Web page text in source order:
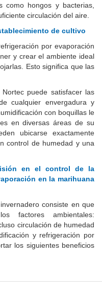
como hongos y bacterias,
circulación del aire.
de cultivo
por evaporación
y crear el ambiente ideal
Esto significa que las
puede satisfacer las
cualquier envergadura y
con boquillas le
en diversas áreas de su
ubicarse exactamente
control de humedad y una
en el control de la
en la marihuana
consiste en que
factores ambientales:
circulación de humedad
y refrigeración por
los siguientes beneficios